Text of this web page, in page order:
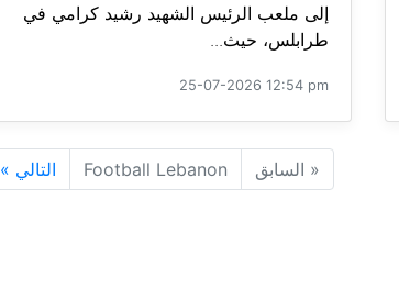
إلى ملعب الرئيس الشهيد رشيد كرامي في
طرابلس، حيث...
25-07-2026 12:54 pm
« السابق Football Lebanon التالي »